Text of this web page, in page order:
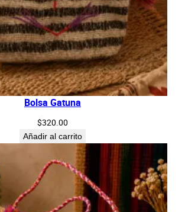
Bolsa Gatuna
$320.00
Añadir al carrito